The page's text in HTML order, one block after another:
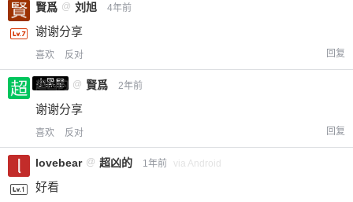
賢爲 @ 刘旭 4年前
谢谢分享
喜欢 反对 回复
小黑屋
超凶的 @ 賢爲 2年前
谢谢分享
喜欢 反对 回复
lovebear @ 超凶的 1年前 via Android
好看